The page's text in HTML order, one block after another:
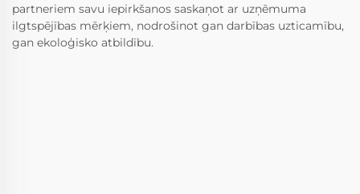
partneriem savu iepirkšanos saskaņot ar uzņēmuma
ilgtspējības mērķiem, nodrošinot gan darbības uzticamību,
gan ekoloģisko atbildību.